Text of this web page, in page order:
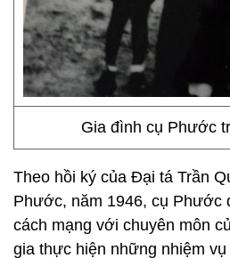
Gia đình cụ Phước
Theo hồi ký của Đại tá Trần
Phước, năm 1946, cụ Phước
cách mạng với chuyên môn
gia thực hiện những nhiệm